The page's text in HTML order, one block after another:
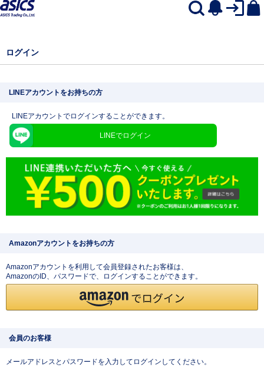
ログイン
LINEアカウントをお持ちの方
LINEアカウントでログインすることができます。
LINEでログイン
Amazonアカウントをお持ちの方
Amazonアカウントを利用して会員登録されたお客様は、
AmazonのID、パスワードで、ログインすることができます。
会員のお客様
メールアドレスとパスワードを入力してログインしてください。